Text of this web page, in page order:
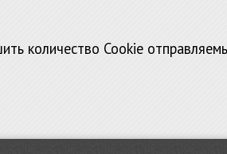
количество Cookie